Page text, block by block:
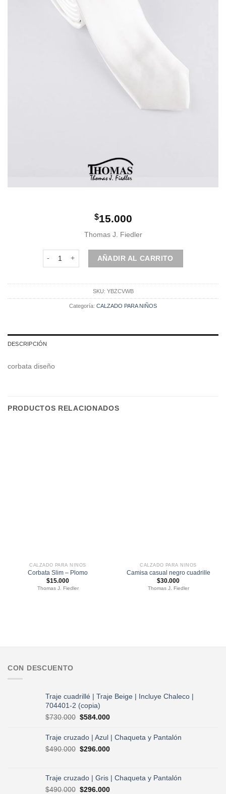
$15.000
Thomas J. Fiedler
Corbata Slim - Blanco Perla cantidad
AÑADIR AL CARRITO
SKU: YBZCVWB
Categoría: CALZADO PARA NIÑOS
DESCRIPCIÓN
corbata diseño
PRODUCTOS RELACIONADOS
CALZADO PARA NIÑOS
Corbata Slim – Plomo
$15.000
Thomas J. Fiedler
CALZADO PARA NIÑOS
Camisa casual negro cuadrille
$30.000
Thomas J. Fiedler
CON DESCUENTO
Traje cuadrillé | Traje Beige | Incluye Chaleco |
704401-2 (copia)
$730.000 El
original
era:
$730.000.
$584.000El
actual
es:
Traje cruzado | Azul | Chaqueta y Pantalón
$490.000 El
era:
$490.000.
$296.000El
es:
Traje cruzado | Gris | Chaqueta y Pantalón
$490.000 El
$296.000El